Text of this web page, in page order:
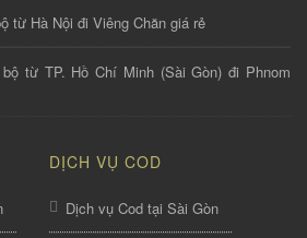
từ Hà Nội đi Viêng Chăn giá rẻ
từ TP. Hồ Chí Minh (Sài Gòn) đi Phnom
DỊCH VỤ COD
Dịch vụ Cod tại Sài Gòn